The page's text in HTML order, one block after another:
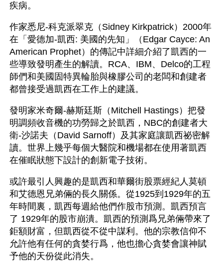
疾病。
作家悉尼-科克派翠克（Sidney Kirkpatrick）2000年
在「愛德加-凱西: 美國的先知」（Edgar Cayce: An
American Prophet）的傳記中詳細介紹了凱西的一
些導致發明產生的解讀。RCA、IBM、Delco的工程
師們和美國固特異輪胎與橡膠公司的老闆和創建者
都曾接受過凱西在工作上的建議。
發明家米奇爾-赫斯廷斯（Mitchell Hastings）把發
明調頻收音機的功勞歸之於凱西，NBC的創建者大
衛-沙諾夫（David Sarnoff）及其家庭讓凱西祕密解
讀。世界上幾乎每個大醫院和機場都在使用著凱西
在催眠狀態下設計的創新電子技術。
或許最引人興趣的是凱西和華爾街股票經紀人莫頓
和艾德恩兄弟倆的長久關係。從1925到1929年的五
年時間裏，凱西每週給他們作股市預測。凱西預言
了 1929年的股市崩潰。凱西的預測爲兄弟倆帶來了
鉅額財富，但凱西從不從中謀利。他的宗教信仰不
允許他有任何的貪婪行爲，他也擔心貪婪會讓神賦
予他的天份從此消失。